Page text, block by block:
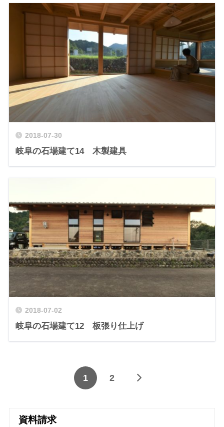
2018-07-30
岐阜の石場建て14 木製建具
2018-07-02
岐阜の石場建て12 板張り仕上げ
1 2
資料請求